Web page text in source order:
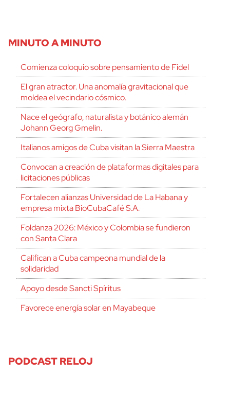
MINUTO A MINUTO
Comienza coloquio sobre pensamiento de Fidel
El gran atractor. Una anomalía gravitacional que
moldea el vecindario cósmico.
Nace el geógrafo, naturalista y botánico alemán
Johann Georg Gmelin.
Italianos amigos de Cuba visitan la Sierra Maestra
Convocan a creación de plataformas digitales para
licitaciones públicas
Fortalecen alianzas Universidad de La Habana y
empresa mixta BioCubaCafé S.A.
Foldanza 2026: México y Colombia se fundieron
con Santa Clara
Califican a Cuba campeona mundial de la
solidaridad
Apoyo desde Sancti Spíritus
Favorece energía solar en Mayabeque
PODCAST RELOJ